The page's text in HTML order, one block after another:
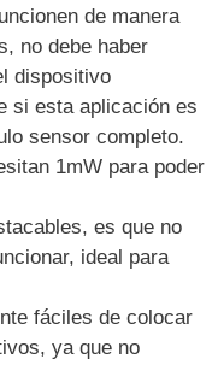
de manera
no debe haber
dispositivo
si esta aplicación es
sensor completo.
1mW para poder
es que no
ideal para
fáciles de colocar
ya que no